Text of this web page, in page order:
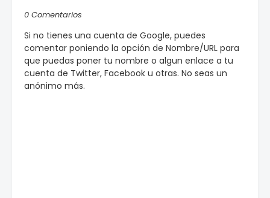
0 Comentarios
Si no tienes una cuenta de Google, puedes
comentar poniendo la opción de Nombre/URL para
que puedas poner tu nombre o algun enlace a tu
cuenta de Twitter, Facebook u otras. No seas un
anónimo más.